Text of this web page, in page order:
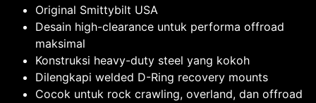
Original Smittybilt USA
Desain high-clearance untuk performa offroad
maksimal
Konstruksi heavy-duty steel yang kokoh
Dilengkapi welded D-Ring recovery mounts
Cocok untuk rock crawling, overland, dan offroad